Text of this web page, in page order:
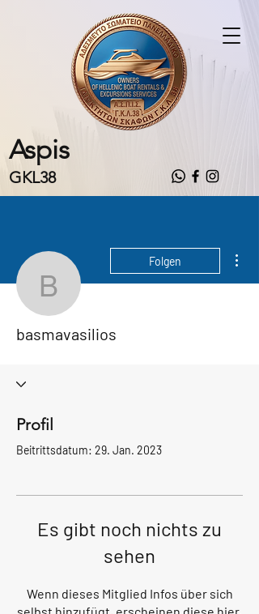
Aspis
GKL38
basmavasilios
Folgen
basmavasilios
Profil
Beitrittsdatum: 29. Jan. 2023
Es gibt noch nichts zu
sehen
Wenn dieses Mitglied Infos über sich